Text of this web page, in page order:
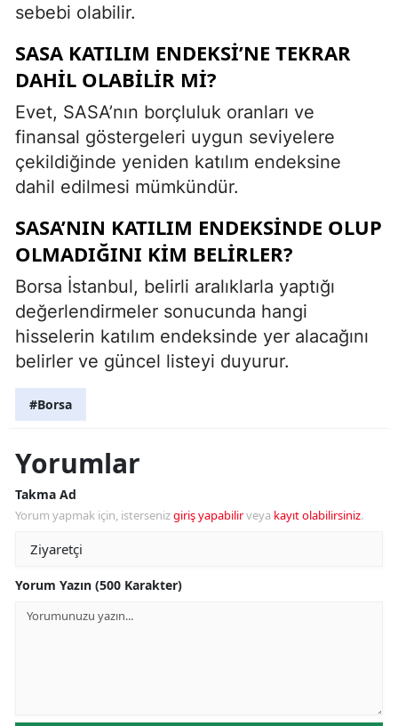
sebebi olabilir.
SASA KATILIM ENDEKSI’NE TEKRAR
DAHIL OLABILIR MI?
Evet, SASA’nın borçluluk oranları ve
finansal göstergeleri uygun seviyelere
çekildiğinde yeniden katılım endeksine
dahil edilmesi mümkündür.
SASA’NIN KATILIM ENDEKSINDE OLUP
OLMADIĞINI KIM BELIRLER?
Borsa İstanbul, belirli aralıklarla yaptığı
değerlendirmeler sonucunda hangi
hisselerin katılım endeksinde yer alacağını
belirler ve güncel listeyi duyurur.
#Borsa
Yorumlar
Takma Ad
Yorum yapmak için, istersenizgiriş yapabilirveya kayıt olabilirsiniz.
Yorum Yazın (500 Karakter)